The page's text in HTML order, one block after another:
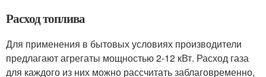
Расход топлива
Для применения в бытовых условиях производители
предлагают агрегаты мощностью 2-12 кВт. Расход газа
для каждого из них можно рассчитать заблаговременно,